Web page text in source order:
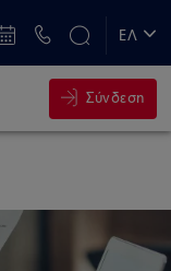
ΕΛ
Σύνδεση